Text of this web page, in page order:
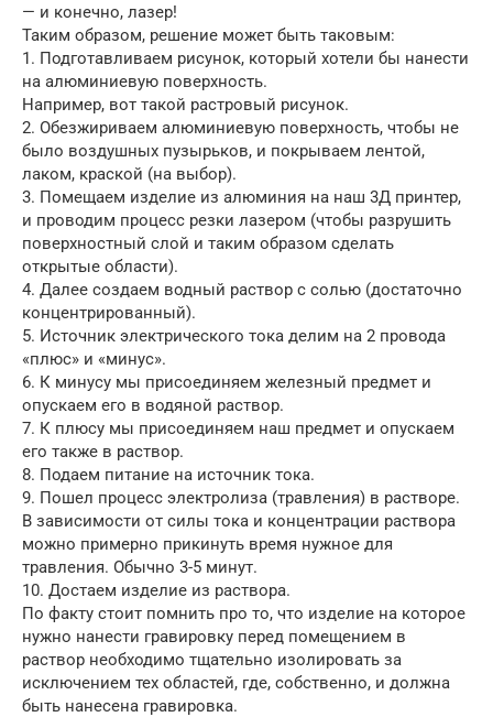
— и конечно, лазер!
Таким образом, решение может быть таковым:
1. Подготавливаем рисунок, который хотели бы нанести
на алюминиевую поверхность.
Например, вот такой растровый рисунок.
2. Обезжириваем алюминиевую поверхность, чтобы не
было воздушных пузырьков, и покрываем лентой,
лаком, краской (на выбор).
3. Помещаем изделие из алюминия на наш 3Д принтер,
и проводим процесс резки лазером (чтобы разрушить
поверхностный слой и таким образом сделать
открытые области).
4. Далее создаем водный раствор с солью (достаточно
концентрированный).
5. Источник электрического тока делим на 2 провода
«плюс» и «минус».
6. К минусу мы присоединяем железный предмет и
опускаем его в водяной раствор.
7. К плюсу мы присоединяем наш предмет и опускаем
его также в раствор.
8. Подаем питание на источник тока.
9. Пошел процесс электролиза (травления) в растворе.
В зависимости от силы тока и концентрации раствора
можно примерно прикинуть время нужное для
травления. Обычно 3-5 минут.
10. Достаем изделие из раствора.
По факту стоит помнить про то, что изделие на которое
нужно нанести гравировку перед помещением в
раствор необходимо тщательно изолировать за
исключением тех областей, где, собственно, и должна
быть нанесена гравировка.